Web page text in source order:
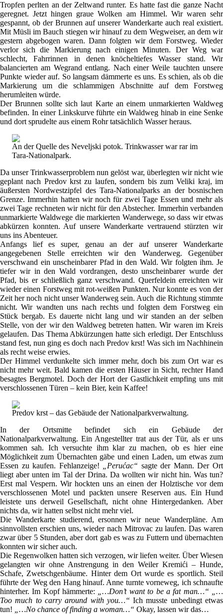
Tropfen perlten an der Zeltwand runter. Es hatte fast die ganze Nacht
geregnet. Jetzt hingen graue Wolken am Himmel. Wir waren sehr
gespannt, ob der Brunnen auf unserer Wanderkarte auch real existiert.
Mit Müsli im Bauch stiegen wir hinauf zu dem Wegweiser, an dem wir
gestern abgebogen waren. Dann folgten wir dem Forstweg. Wieder
verlor sich die Markierung nach einigen Minuten. Der Weg war
schlecht, Fahrrinnen in denen knöcheltiefes Wasser stand. Wir
balancierten am Wegrand entlang. Nach einer Weile tauchten unsere
Punkte wieder auf. So langsam dämmerte es uns. Es schien, als ob die
Markierung um die schlammigen Abschnitte auf dem Forstweg
herumleiten würde.
Der Brunnen sollte sich laut Karte an einem unmarkierten Waldweg
befinden. In einer Linkskurve führte ein Waldweg hinab in eine Senke
und dort sprudelte aus einem Rohr tatsächlich Wasser heraus.
An der Quelle des Neveljski potok. Trinkwasser war rar im
Tara-Nationalpark.
Da unser Trinkwasserproblem nun gelöst war, überlegten wir nicht wie
geplant nach Predov krst zu laufen, sondern bis zum Veliki kraj, im
äußersten Nordwestzipfel des Tara-Nationalparks an der bosnischen
Grenze. Immerhin hatten wir noch für zwei Tage Essen und mehr als
zwei Tage rechneten wir nicht für den Abstecher. Immerhin verbanden
unmarkierte Waldwege die markierten Wanderwege, so dass wir etwas
abkürzen konnten. Auf unsere Wanderkarte vertrauend stürzten wir
uns ins Abenteuer.
Anfangs lief es super, genau an der auf unserer Wanderkarte
angegebenen Stelle erreichten wir den Wanderweg. Gegenüber
verschwand ein unscheinbarer Pfad in den Wald. Wir folgten ihm. Je
tiefer wir in den Wald vordrangen, desto unscheinbarer wurde der
Pfad, bis er schließlich ganz verschwand. Querfeldein erreichten wir
wieder einen Forstweg mit rot-weißen Punkten. Nur konnte es von der
Zeit her noch nicht unser Wanderweg sein. Auch die Richtung stimmte
nicht. Wir wandten uns nach rechts und folgten dem Forstweg ein
Stück bergab. Es dauerte nicht lang und wir standen an der selben
Stelle, von der wir den Waldweg betreten hatten. Wir waren im Kreis
gelaufen. Das Thema Abkürzungen hatte sich erledigt. Der Entschluss
stand fest, nun ging es doch nach Predov krst! Was sich im Nachhinein
als recht weise erwies.
Der Himmel verdunkelte sich immer mehr, doch bis zum Ort war es
nicht mehr weit. Bald kamen die ersten Häuser in Sicht, rechter Hand
besagtes Bergmotel. Doch der Hort der Gastlichkeit empfing uns mit
verschlossenen Türen – kein Bier, kein Kaffee!
Predov krst – das Gebäude der Nationalparkverwaltung.
In der Ortsmitte befindet sich ein Gebäude der
Nationalparkverwaltung. Ein Angestellter trat aus der Tür, als er uns
kommen sah. Ich versuchte ihm klar zu machen, ob es hier eine
Möglichkeit zum Übernachten gäbe und einen Laden, um etwas zum
Essen zu kaufen. Fehlanzeige!
„Perućac“ sagte der Mann. Der Ort
liegt aber unten im Tal der Drina. Da wollten wir nicht hin. Was tun?
Erst mal Vespern. Wir hockten uns an einen der Holztische vor dem
verschlossenen Motel und packten unsere Reserven aus. Ein Hund
leistete uns derweil Gesellschaft, nicht ohne Hintergedanken. Aber
nichts da, wir hatten selbst nicht mehr viel.
Die Wanderkarte studierend, ersonnen wir neue Wanderpläne. Am
sinnvollsten erschien uns, wieder nach Mitrovac zu laufen. Das waren
zwar über 5 Stunden, aber dort gab es was zu Futtern und übernachten
konnten wir sicher auch.
Die Regenwolken hatten sich verzogen, wir liefen weiter. Über Wiesen
gelangten wir ohne Anstrengung in den Weiler Kremići – Hunde,
Schafe, Zwetschgenbäume. Hinter dem Ort wurde es sportlich. Steil
führte der Weg den Hang hinauf. Anne turnte vorneweg, ich schnaufte
hinterher. Im Kopf hämmerte:
„…Don’t want to be a fat man…“ „…
Too much to carry around with you…“ Ich musste unbedingt etwas
tun!
„…No chance of finding a woman…“ Okay, lassen wir das…